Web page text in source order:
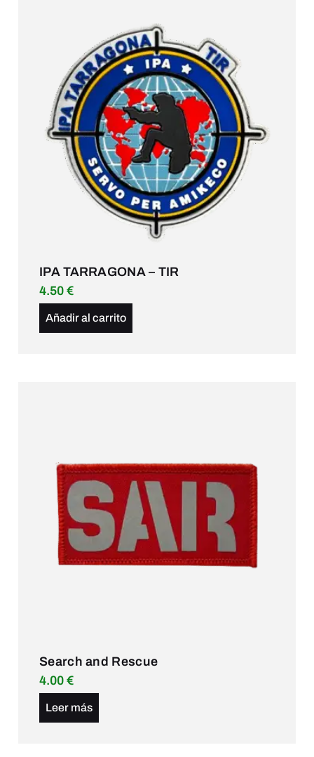
IPA TARRAGONA – TIR
4.50 €
Añadir al carrito
Search and Rescue
4.00 €
Leer más